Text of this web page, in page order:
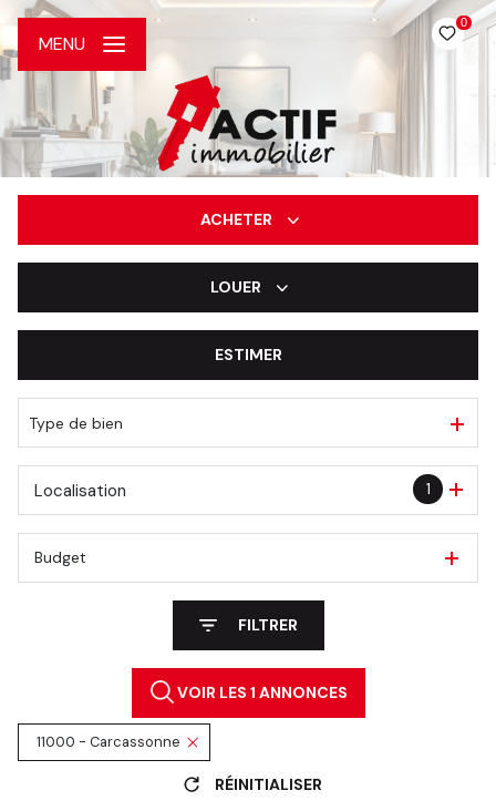
0
MENU
ACHETER
De l'immo pro
LOUER
De l'immo pro
ESTIMER
Type de bien
1
Localisation
Budget
FILTRER
VOIR LES 1 ANNONCES
11000 - Carcassonne
RÉINITIALISER